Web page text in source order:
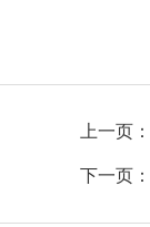
上一页：
下一页：